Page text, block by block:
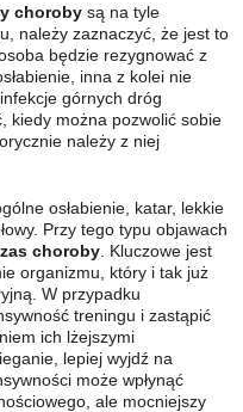
choroby są na tyle
należy zaznaczyć, że jest to
będzie rezygnować z
inna z kolei nie
górnych dróg
kiedy można pozwolić sobie
należy z niej
osłabienie, katar, lekkie
Przy tego typu objawach
choroby . Kluczowe jest
organizmu, który i tak już
W przypadku
treningu i zastąpić
ich lżejszymi
lepiej wyjdź na
może wpłynąć
ale mocniejszy